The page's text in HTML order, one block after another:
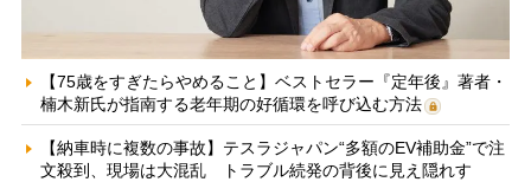
【75歳をすぎたらやめること】ベストセラー『定年後』著者・
楠木新氏が指南する老年期の好循環を呼び込む方法
【納車時に複数の事故】テスラジャパン“多額のEV補助金”で注
文殺到、現場は大混乱 トラブル続発の背後に見え隠れす